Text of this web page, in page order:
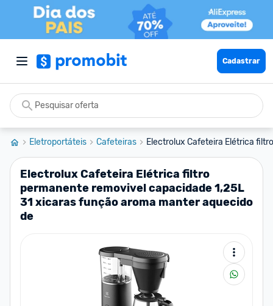
Cadastrar
Eletroportáteis Cafeteiras Electrolux Cafeteira Elétrica
Electrolux Cafeteira Elétrica filtro
permanente removivel capacidade 1,25L
31 xicaras função aroma manter aquecido
de